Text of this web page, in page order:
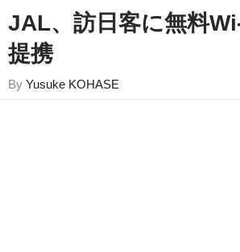
事 利用実績
JAL、訪日客に無料
提携
By Yusuke KOHASE